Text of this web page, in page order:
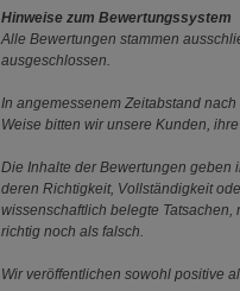
Hinweise zum Bewertungssystem
Alle Bewertungen stammen
ausgeschlossen.
In angemessenem Zeitabstand
Weise bitten wir unsere Kunden,
Die Inhalte der Bewertungen geben
deren Richtigkeit, Vollständigkeit
wissenschaftlich belegte
richtig noch als falsch.
Wir veröffentlichen sowohl positive